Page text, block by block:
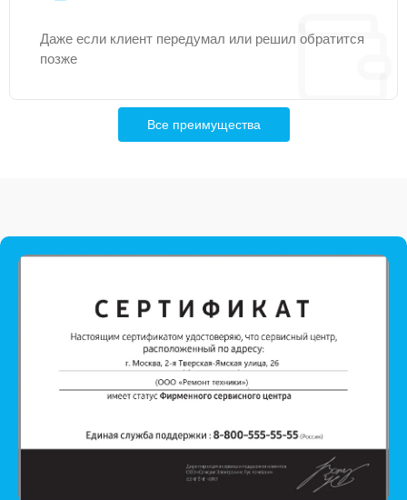
Даже если клиент передумал или решил обратится
позже
Все преимущества